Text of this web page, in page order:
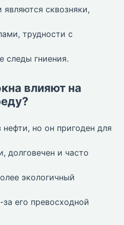
сквозняки,
трудности с
следы гниения.
влияют на
но он пригоден для
долговечен и часто
экологичный
его превосходной